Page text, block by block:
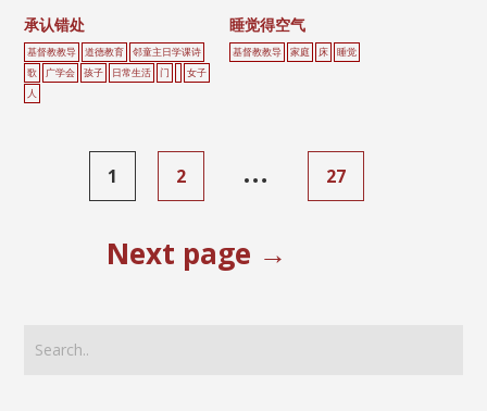
承认错处
基督教教导 道德教育
邻童主日学课诗
歌
广学会 孩子 日常生活 门
女子
人
睡觉得空气
基督教教导 家庭 床 睡觉
1 2 … 27
Next page →